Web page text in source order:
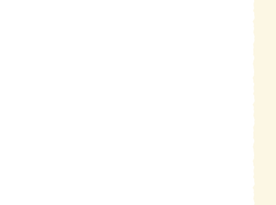
賞金稼ぎスリーサム！ 二重拘束の…